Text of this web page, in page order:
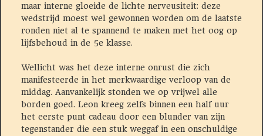
maar interne gloeide de lichte nerveusiteit: deze
wedstrijd moest wel gewonnen worden om de laatste
ronden niet al te spannend te maken met het oog op
lijfsbehoud in de 5e klasse.
Wellicht was het deze interne onrust die zich
manifesteerde in het merkwaardige verloop van de
middag. Aanvankelijk stonden we op vrijwel alle
borden goed. Leon kreeg zelfs binnen een half uur
het eerste punt cadeau door een blunder van zijn
tegenstander die een stuk weggaf in een onschuldige